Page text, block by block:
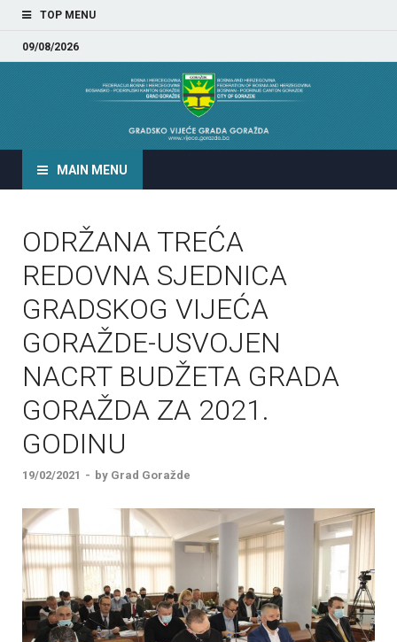
TOP MENU
09/08/2026
GRADSKO VIJEĆE GRADA
MAIN MENU
ODRŽANA TREĆA
REDOVNA SJEDNICA
GRADSKOG VIJEĆA
GORAŽDE-USVOJEN
NACRT BUDŽETA GRADA
GORAŽDA ZA 2021.
GODINU
19/02/2021 - by Grad Goražde